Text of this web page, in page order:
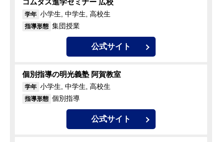
コムタス進学セミナー 広校
学年 小学生, 中学生, 高校生
指導形態 集団授業
公式サイト
個別指導の明光義塾 阿賀教室
学年 小学生, 中学生, 高校生
指導形態 個別指導
公式サイト